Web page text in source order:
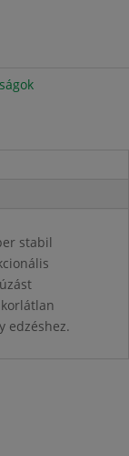
stabil
edzéshez.